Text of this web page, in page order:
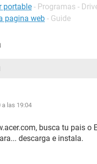
portable - Programas -
pagina web - Guide
a las 19:04
busca tu pais o
descarga e instala.